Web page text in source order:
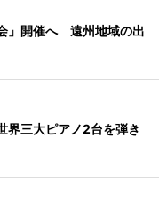
」開催へ 遠州地域の出
三大ピアノ2台を弾き